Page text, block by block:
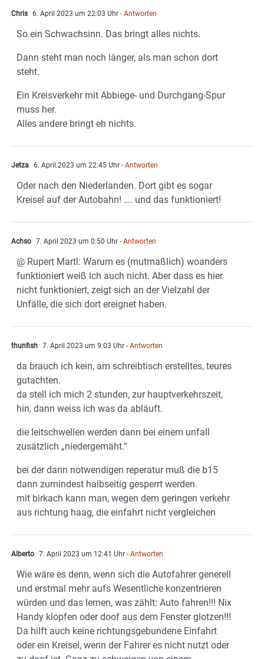
Chris 6. April 2023 um 22:03 Uhr - Antworten
So ein Schwachsinn. Das bringt alles nichts.
Dann steht man noch länger, als man schon dort
steht.
Ein Kreisverkehr mit Abbiege- und Durchgang-Spur
muss her.
Alles andere bringt eh nichts.
Jetza 6. April 2023 um 22:45 Uhr - Antworten
Oder nach den Niederlanden. Dort gibt es sogar
Kreisel auf der Autobahn! …. und das funktioniert!
Achso 7. April 2023 um 0:50 Uhr - Antworten
@ Rupert Martl: Warum es (mutmaßlich) woanders
funktioniert weiß ich auch nicht. Aber dass es hier
nicht funktioniert, zeigt sich an der Vielzahl der
Unfälle, die sich dort ereignet haben.
thunfish 7. April 2023 um 9:03 Uhr - Antworten
da brauch ich kein, am schreibtisch erstelltes, teures
gutachten.
da stell ich mich 2 stunden, zur hauptverkehrszeit,
hin, dann weiss ich was da abläuft.
die leitschwellen werden dann bei einem unfall
zusätzlich „niedergemäht.“
bei der dann notwendigen reperatur muß die b15
dann zumindest halbseitig gesperrt werden.
mit birkach kann man, wegen dem geringen verkehr
aus richtung haag, die einfahrt nicht vergleichen
Alberto 7. April 2023 um 12:41 Uhr - Antworten
Wie wäre es denn, wenn sich die Autofahrer generell
und erstmal mehr aufs Wesentliche konzentrieren
würden und das lernen, was zählt: Auto fahren!!! Nix
Handy klopfen oder doof aus dem Fenster glotzen!!!
Da hilft auch keine richtungsgebundene Einfahrt
oder ein Kreisel, wenn der Fahrer es nicht nutzt oder